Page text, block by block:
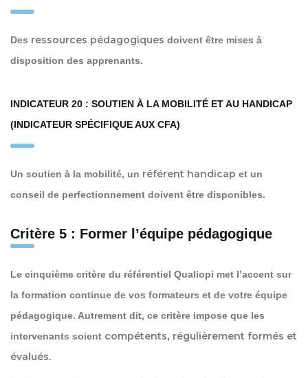
Des ressources pédagogiques doivent être mises à
disposition des apprenants.
INDICATEUR 20 : SOUTIEN À LA MOBILITÉ ET AU HANDICAP
(INDICATEUR SPÉCIFIQUE AUX CFA)
Un soutien à la mobilité, un référent handicap et un
conseil de perfectionnement doivent être disponibles.
Critère 5 : Former l’équipe pédagogique
Le cinquième critère du référentiel Qualiopi met l’accent sur
la formation continue de vos formateurs et de votre équipe
pédagogique. Autrement dit, ce critère impose que les
intervenants soient compétents, régulièrement formés et
évalués.